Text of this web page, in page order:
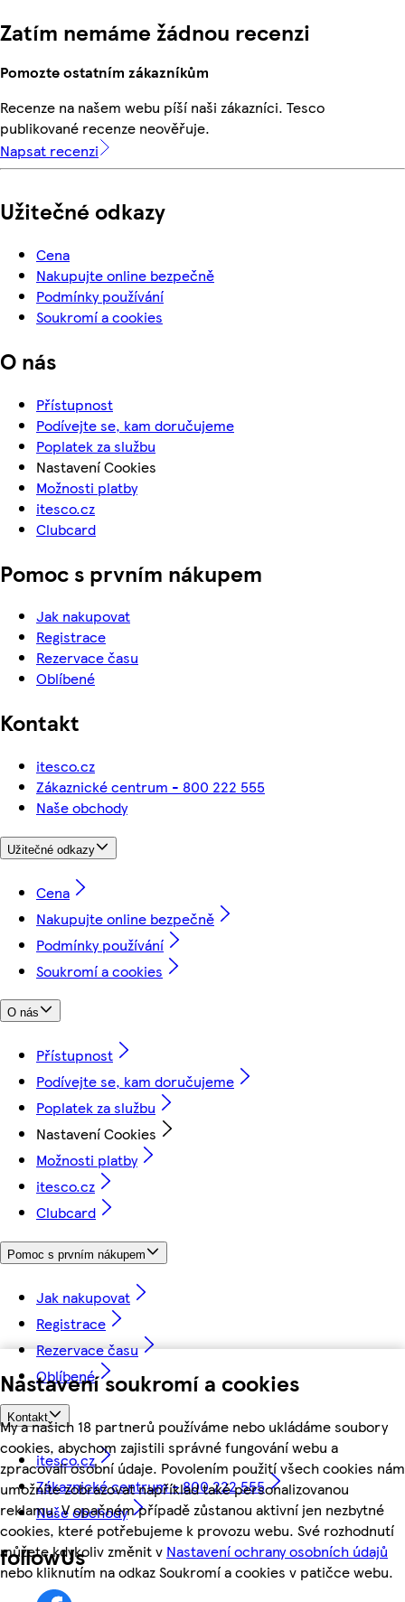
Nastavení soukromí a cookies
My a našich 18 partnerů používáme nebo ukládáme soubory
cookies, abychom zajistili správné fungování webu a
zpracovali osobní údaje. Povolením použití všech cookies nám
umožníte zobrazovat například také personalizovanou
reklamu. V opačném případě zůstanou aktivní jen nezbytné
cookies, které potřebujeme k provozu webu. Své rozhodnutí
můžete kdykoliv změnit v Nastavení ochrany osobních údajů
nebo kliknutím na odkaz Soukromí a cookies v patičce webu.
Zatím nemáme žádnou recenzi
Pomozte ostatním zákazníkům
Recenze na našem webu píší naši zákazníci. Tesco
publikované recenze neověřuje.
Napsat recenzi
Užitečné odkazy
Cena
Nakupujte online bezpečně
Podmínky používání
Soukromí a cookies
O nás
Přístupnost
Podívejte se, kam doručujeme
Poplatek za službu
Nastavení Cookies
Možnosti platby
itesco.cz
Clubcard
Pomoc s prvním nákupem
Jak nakupovat
Registrace
Rezervace času
Oblíbené
Kontakt
itesco.cz
Zákaznické centrum - 800 222 555
Naše obchody
Užitečné odkazy
Cena
Nakupujte online bezpečně
Podmínky používání
Soukromí a cookies
O nás
Přístupnost
Podívejte se, kam doručujeme
Poplatek za službu
Nastavení Cookies
Možnosti platby
itesco.cz
Clubcard
Pomoc s prvním nákupem
Jak nakupovat
Registrace
Rezervace času
Oblíbené
Kontakt
itesco.cz
Zákaznické centrum - 800 222 555
Naše obchody
followUs